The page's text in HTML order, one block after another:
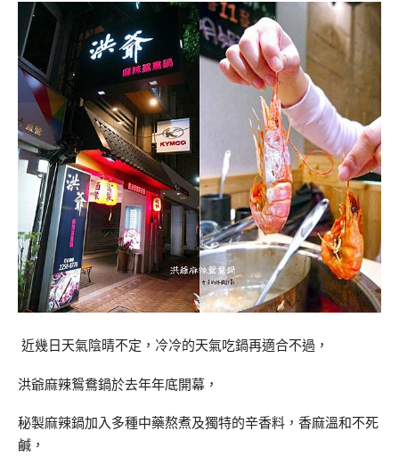
近幾日天氣陰晴不定，冷冷的天氣吃鍋再適合不過，
洪爺麻辣鴛鴦鍋於去年年底開幕，
秘製麻辣鍋加入多種中藥熬煮及獨特的辛香料，香麻溫和不死
鹹，